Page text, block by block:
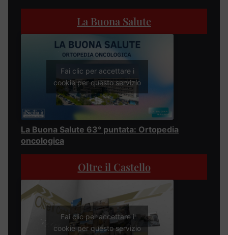
La Buona Salute
Fai clic per accettare i
cookie per questo servizio
La Buona Salute 63° puntata: Ortopedia
oncologica
Oltre il Castello
Fai clic per accettare i
cookie per questo servizio